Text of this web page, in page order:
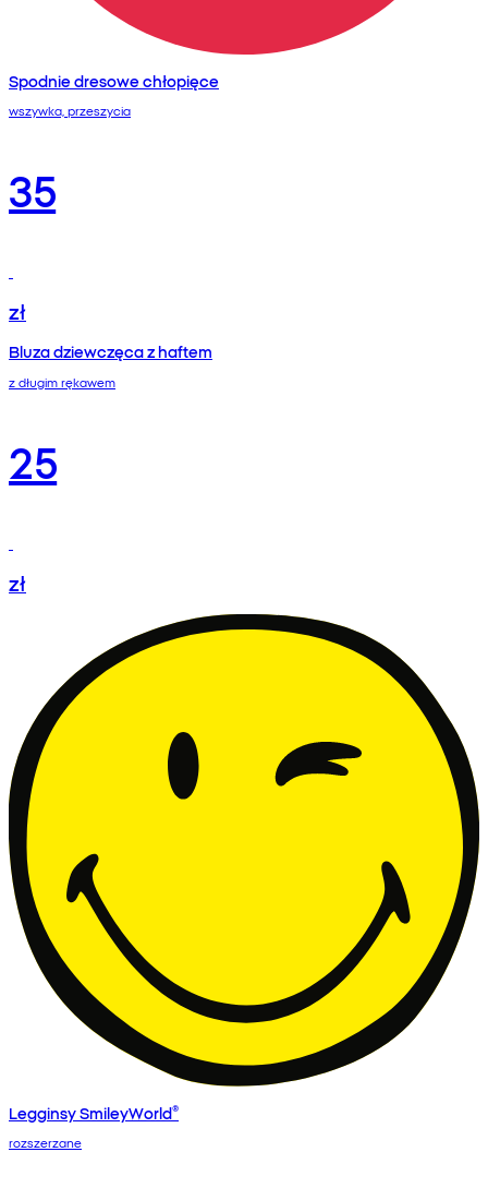
Spodnie dresowe chłopięce
wszywka, przeszycia
35
zł
Bluza dziewczęca z haftem
z długim rękawem
25
zł
Legginsy SmileyWorld®
rozszerzane